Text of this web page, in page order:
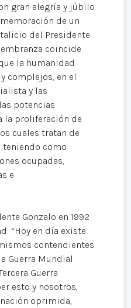
gran alegría y júbilo
de un
del Presidente
coincide
la humanidad
complejos, en el
y las
potencias
la proliferación de
cuales tratan de
como
ocupadas,
e
Gonzalo en 1992
“Hoy en día existe
contendientes
Guerra Mundial
Guerra
esto y nosotros,
oprimida,